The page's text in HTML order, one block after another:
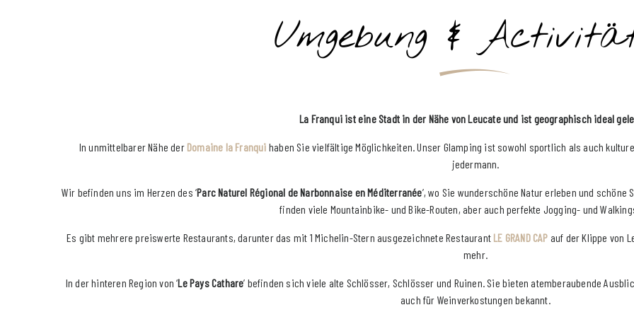
Umgebung &
La Franqui ist eine Stadt in der Nähe von Leucate und ist geographisch ideal
In unmittelbarer Nähe der Domaine la Franqui haben Sie vielfältige Möglichkeiten. Unser Glamping ist sowohl sportlich als auch
jedermann.
Wir befinden uns im Herzen des ‘Parc Naturel Régional de Narbonnaise en Méditerranée’, wo Sie wunderschöne Natur erleben und
finden viele Mountainbike- und Bike-Routen, aber auch perfekte Jogging- und
Es gibt mehrere preiswerte Restaurants, darunter das mit 1 Michelin-Stern ausgezeichnete Restaurant LE GRAND CAP auf der Klippe von
mehr.
In der hinteren Region von ‘Le Pays Cathare’ befinden sich viele alte Schlösser, Schlösser und Ruinen. Sie bieten atemberaubende
auch für Weinverkostungen bekannt.